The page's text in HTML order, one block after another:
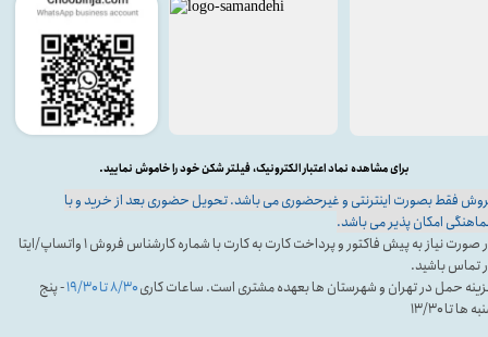
فقط بصورت اینترنتی و غیرحضوری می باشد. تحویل حضوری بعد از خرید و با
امکان پذیر می باشد.
در صورت نیاز به پیش فاکتور و پرداخت کارت به کارت با شماره کارشناس فروش ۱ واتساپ/ایتا
تماس باشید.
حمل در تهران و شهرستان ها بعهده مشتری است. ساعات کاری۸/۳۰ تا ۱۹/۳۰
- پنج
ها تا ۱۳/۳۰
برای مشاهده نماد اعتبار الکترونیک، فیلتر شکن خود را خاموش نمایید.